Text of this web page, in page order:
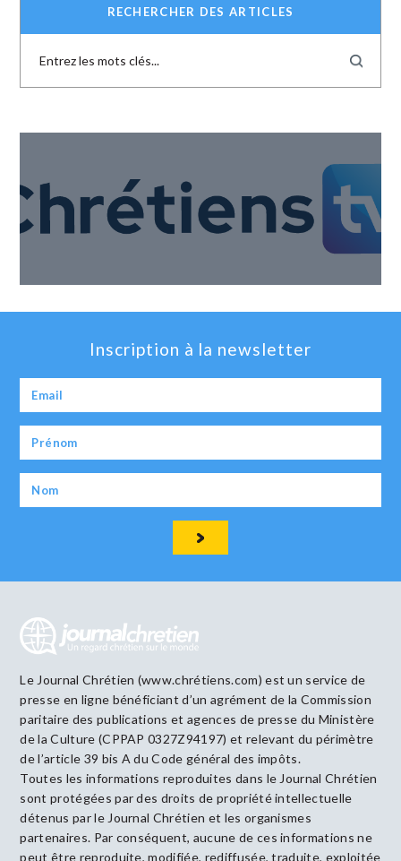
RECHERCHER DES ARTICLES
Inscription à la newsletter
Le Journal Chrétien (www.chrétiens.com) est un service de
presse en ligne bénéficiant d’un agrément de la Commission
paritaire des publications et agences de presse du Ministère
de la Culture (CPPAP 0327Z94197) et relevant du périmètre
de l’article 39 bis A du Code général des impôts.
Toutes les informations reproduites dans le Journal Chrétien
sont protégées par des droits de propriété intellectuelle
détenus par le Journal Chrétien et les organismes
partenaires. Par conséquent, aucune de ces informations ne
peut être reproduite, modifiée, rediffusée, traduite, exploitée